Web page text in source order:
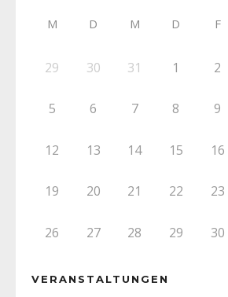
M D M D F
29 30 31 1 2
5 6 7 8 9
12 13 14 15 16
19 20 21 22 23
26 27 28 29 30
VERANSTALTUNGEN